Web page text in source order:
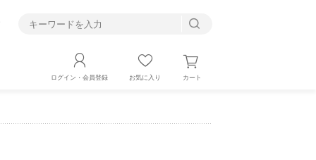
ログイン・会員登録 お気に入り カート